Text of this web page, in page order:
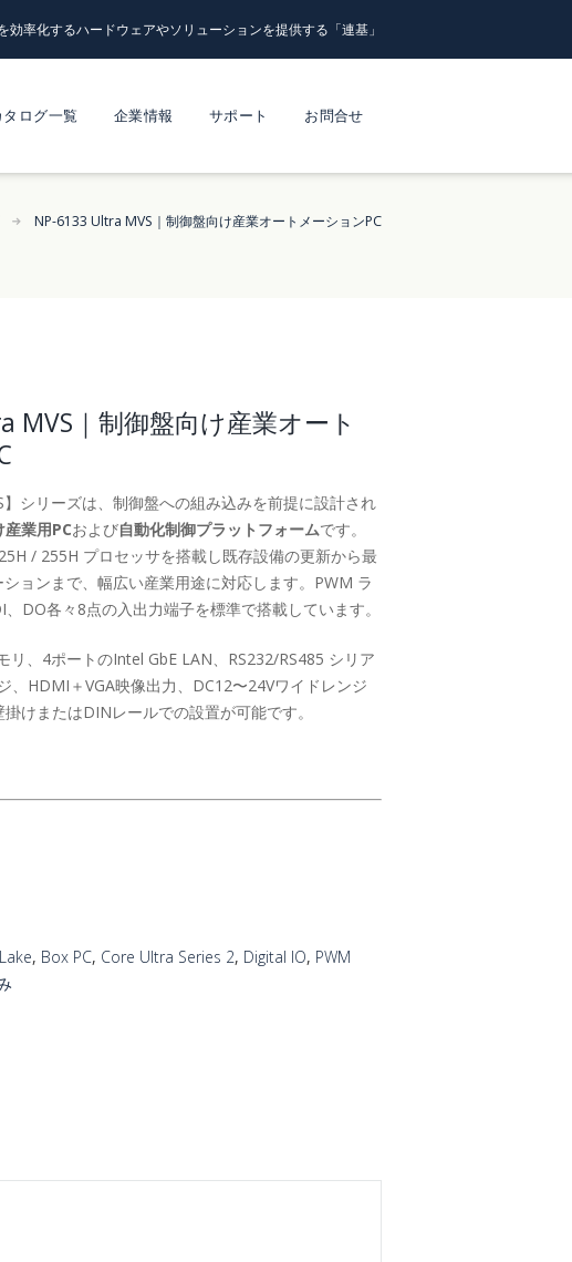
率化するハードウェアやソリューションを提供する「連基」
タログ一覧 企業情報 サポート お問合せ
NP-6133 Ultra MVS｜制御盤向け産業オートメーションPC
MVS｜制御盤向け産業オート
】シリーズは、制御盤への組み込みを前提に設計され
業用PCおよび自動化制御プラットフォームです。
/ 255H プロセッサを搭載し既存設備の更新から最
ョンまで、幅広い産業用途に対応します。PWM ラ
DO各々8点の入出力端子を標準で搭載しています。
リ、4ポートのIntel GbE LAN、RS232/RS485 シリア
、HDMI＋VGA映像出力、DC12〜24Vワイドレンジ
けまたはDINレールでの設置が可能です。
, Box PC, Core Ultra Series 2, Digital IO, PWM